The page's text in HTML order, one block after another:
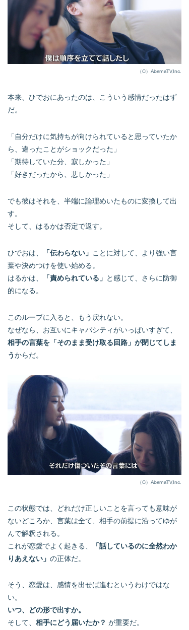
（C）AbemaTV,Inc.
本来、ひでおにあったのは、こういう感情だったはず
だ。
「自分だけに気持ちが向けられていると思っていたか
ら、違ったことがショックだった」
「期待していた分、寂しかった」
「好きだったから、悲しかった」
でも彼はそれを、半端に論理めいたものに変換して出
す。
そして、はるかは否定で返す。
ひでおは、 「伝わらない」 ことに対して、より強い言
葉や決めつけを使い始める。
はるかは、
「責められている」 と感じて、さらに防御
的になる。
このループに入ると、もう戻れない。
なぜなら、お互いにキャパシティがいっぱいすぎて、
相手の言葉を「そのまま受け取る回路」が閉じてしま
うからだ。
（C）AbemaTV,Inc.
この状態では、どれだけ正しいことを言っても意味が
ないどころか、言葉は全て、相手の前提に沿ってゆが
んで解釈される。
これが恋愛でよく起きる、
「話しているのに全然わか
りあえない」 の正体だ。
そう、恋愛は、感情を出せば進むというわけではな
い。
いつ、どの形で出すか。
そして、 相手にどう届いたか？ が重要だ。